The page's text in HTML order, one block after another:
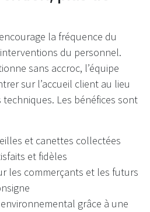
la fréquence du
du personnel.
sans accroc, l’équipe
sur l’accueil client au lieu
Les bénéfices sont
et canettes collectées
et fidèles
les commerçants et les futurs
grâce à une